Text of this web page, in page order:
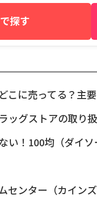
探す
こに売ってる？主
ッグストアの取り
い！100均（ダイ
センター（カイン